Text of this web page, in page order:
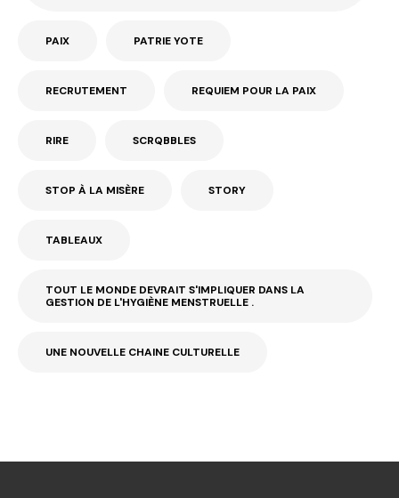
PAIX PATRIE YOTE
RECRUTEMENT REQUIEM POUR LA PAIX
RIRE SCRQBBLES
STOP À LA MISÈRE STORY
TABLEAUX
TOUT LE MONDE DEVRAIT S'IMPLIQUER DANS LA
GESTION DE L'HYGIÈNE MENSTRUELLE .
UNE NOUVELLE CHAINE CULTURELLE